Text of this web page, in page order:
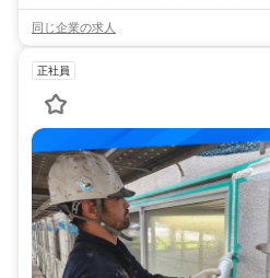
同じ企業の求人
正社員